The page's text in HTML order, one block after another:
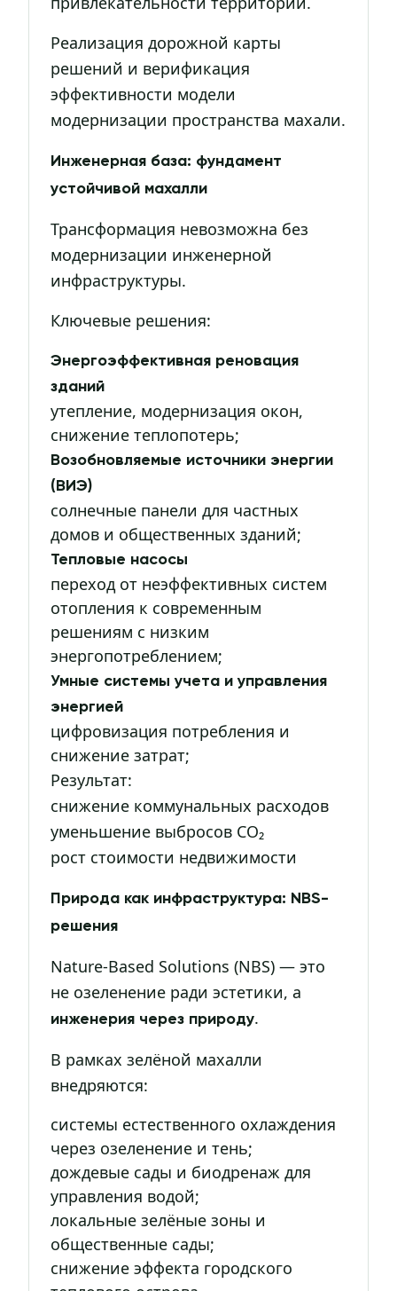
Реализация дорожной карты
решений и верификация
эффективности модели
модернизации пространства махали.
Инженерная база: фундамент
устойчивой махалли
Трансформация невозможна без
модернизации инженерной
инфраструктуры.
Ключевые решения:
Энергоэффективная реновация
зданий
утепление, модернизация окон,
снижение теплопотерь;
Возобновляемые источники энергии
(ВИЭ)
солнечные панели для частных
домов и общественных зданий;
Тепловые насосы
переход от неэффективных систем
отопления к современным
решениям с низким
энергопотреблением;
Умные системы учета и управления
энергией
цифровизация потребления и
снижение затрат;
Результат:
снижение коммунальных расходов
уменьшение выбросов CO₂
рост стоимости недвижимости
Природа как инфраструктура: NBS-
решения
Nature-Based Solutions (NBS) — это
не озеленение ради эстетики, а
инженерия через природу.
В рамках зелёной махалли
внедряются:
системы естественного охлаждения
через озеленение и тень;
дождевые сады и биодренаж для
управления водой;
локальные зелёные зоны и
общественные сады;
снижение эффекта городского